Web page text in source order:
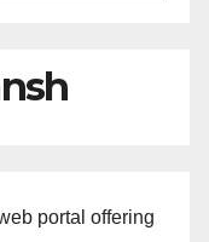
portal offering